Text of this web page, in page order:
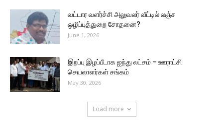
வட்டார வளர்ச்சி அலுவலர் வீட்டில் லஞ்ச
ஒழிப்புத்துறை சோதனை?
June 1, 2026
இறப்பு இழப்பீடாக ஐந்து லட்சம் – ஊராட்சி
செயலாளர்கள் சங்கம்
May 30, 2026
Load more